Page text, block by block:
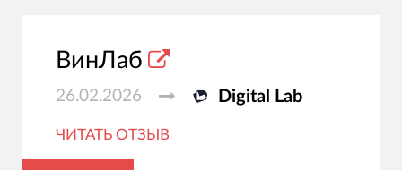
ВинЛаб
26.02.2026 Digital Lab
ЧИТАТЬ ОТЗЫВ